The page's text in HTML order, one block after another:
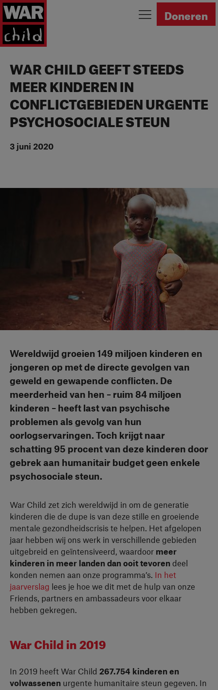
Ga naar homepage Doneren
WAR CHILD GEEFT STEEDS
MEER KINDEREN IN
CONFLICTGEBIEDEN URGENTE
PSYCHOSOCIALE STEUN
3 juni 2020
Wereldwijd groeien 149 miljoen kinderen en
jongeren op met de directe gevolgen van
geweld en gewapende conflicten. De
meerderheid van hen – ruim 84 miljoen
kinderen – heeft last van psychische
problemen als gevolg van hun
oorlogservaringen. Toch krijgt naar
schatting 95 procent van deze kinderen door
gebrek aan humanitair budget geen enkele
psychosociale steun.
War Child zet zich wereldwijd in om de generatie
kinderen die de dupe is van deze stille en groeiende
mentale gezondheidscrisis te helpen. Het afgelopen
jaar hebben wij ons werk in verschillende gebieden
uitgebreid en geïntensiveerd, waardoor meer
kinderen in meer landen dan ooit tevoren deel
konden nemen aan onze programma’s. In het
jaarverslag lees je hoe we dit met de hulp van onze
Friends, partners en ambassadeurs voor elkaar
hebben gekregen.
War Child in 2019
In 2019 heeft War Child 267.754 kinderen en
volwassenen urgente humanitaire steun gegeven. In